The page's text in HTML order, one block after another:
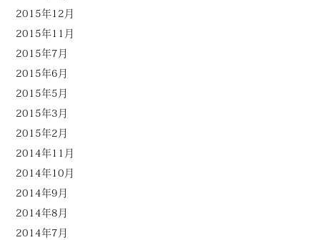
2015年12月
2015年11月
2015年7月
2015年6月
2015年5月
2015年3月
2015年2月
2014年11月
2014年10月
2014年9月
2014年8月
2014年7月